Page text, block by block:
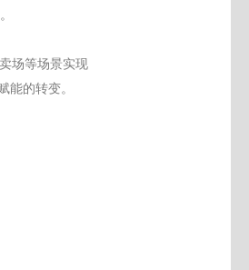
场等场景实现
能的转变。